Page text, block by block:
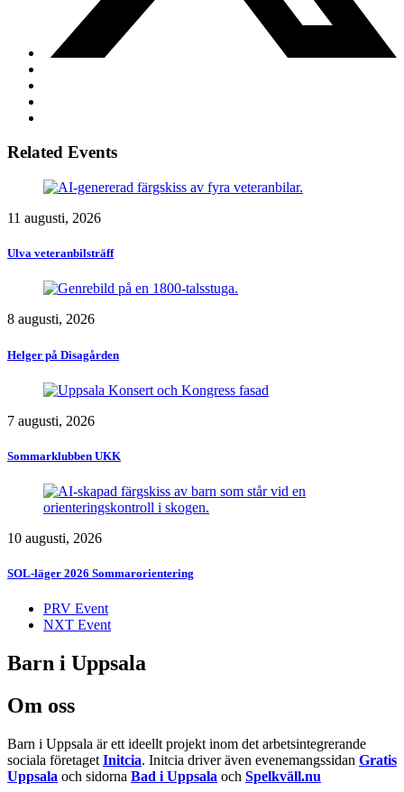
Related Events
11 augusti, 2026
Ulva veteranbilsträff
8 augusti, 2026
Helger på Disagården
7 augusti, 2026
Sommarklubben UKK
10 augusti, 2026
SOL-läger 2026 Sommarorientering
PRV Event
NXT Event
Barn i Uppsala
Om oss
Barn i Uppsala är ett ideellt projekt inom det arbetsintegrerande
sociala företaget Initcia. Initcia driver även evenemangssidan Gratis
Uppsala och sidorna Bad i Uppsala och Spelkväll.nu